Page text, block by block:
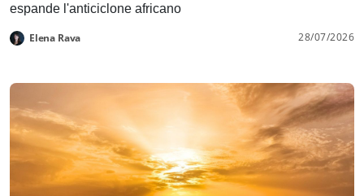
espande l'anticiclone africano
Elena Rava 28/07/2026